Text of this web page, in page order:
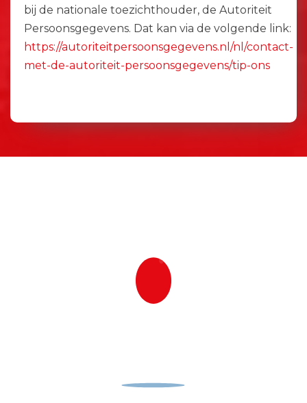
bij de nationale toezichthouder, de Autoriteit
Persoonsgegevens. Dat kan via de volgende link:
https://autoriteitpersoonsgegevens.nl/nl/contact-
met-de-autoriteit-persoonsgegevens/tip-ons